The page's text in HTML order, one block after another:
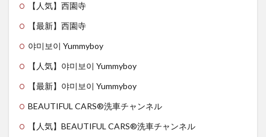
【人気】西園寺
【最新】西園寺
야미보이 Yummyboy
【人気】야미보이 Yummyboy
【最新】야미보이 Yummyboy
BEAUTIFUL CARS®︎洗車チャンネル
【人気】BEAUTIFUL CARS®︎洗車チャンネル